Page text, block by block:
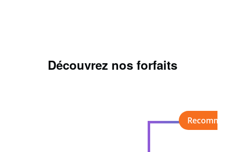
Découvrez nos forfaits